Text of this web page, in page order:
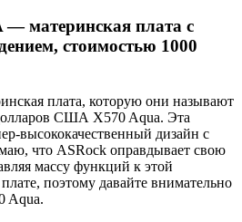
— материнская плата с
стоимостью 1000
плата, которую они называют
США X570 Aqua. Эта
высококачественный дизайн с
что ASRock оправдывает свою
массу функций к этой
поэтому давайте внимательно
Aqua.